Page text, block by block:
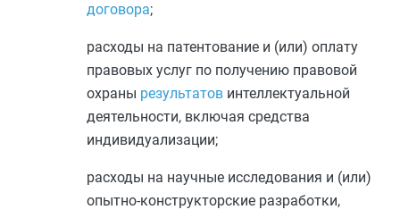
договора;
расходы на патентование и (или) оплату
правовых услуг по получению правовой
охраны результатов интеллектуальной
деятельности, включая средства
индивидуализации;
расходы на научные исследования и (или)
опытно-конструкторские разработки,